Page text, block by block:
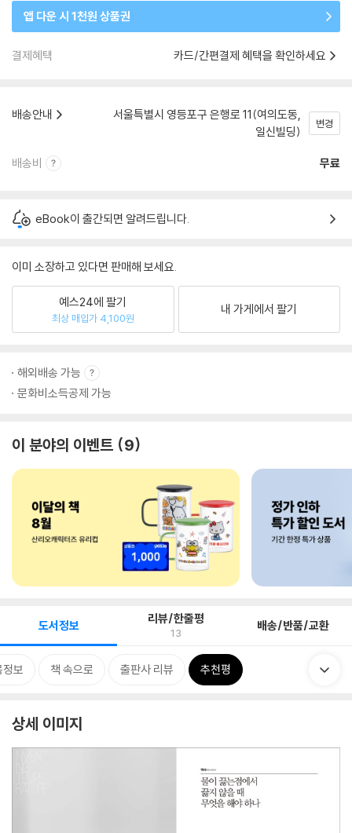
앱 다운 시 1천원 상품권
결제혜택 카드/간편결제 혜택을 확인하세요
배송안내
서울특별시 영등포구 은행로 11(여의도동,
일신빌딩)
변경
배송비 무료
eBook이 출간되면 알려드립니다.
이미 소장하고 있다면 판매해 보세요.
예스24에 팔기
최상 매입가 4,100원
내 가게에서 팔기
해외배송 가능
문화비소득공제 가능
이 분야의 이벤트 9
도서정보 리뷰/한줄평
13 배송/반품/교환
정보 책 속으로 출판사 리뷰 추천평
상세 이미지